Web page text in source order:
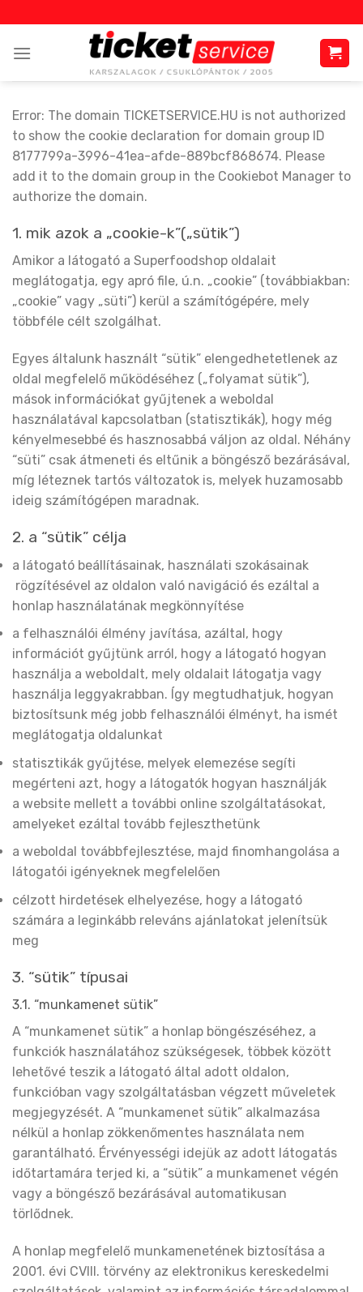
content
Error: The domain TICKETSERVICE.HU is not authorized
to show the cookie declaration for domain group ID
8177799a-3996-41ea-afde-889bcf868674. Please
add it to the domain group in the Cookiebot Manager to
authorize the domain.
1. mik azok a „cookie-k”(„sütik”)
Amikor a látogató a Superfoodshop oldalait
meglátogatja, egy apró file, ú.n. „cookie” (továbbiakban:
„cookie” vagy „süti”) kerül a számítógépére, mely
többféle célt szolgálhat.
Egyes általunk használt “sütik” elengedhetetlenek az
oldal megfelelő működéséhez („folyamat sütik”),
mások információkat gyűjtenek a weboldal
használatával kapcsolatban (statisztikák), hogy még
kényelmesebbé és hasznosabbá váljon az oldal. Néhány
“süti” csak átmeneti és eltűnik a böngésző bezárásával,
míg léteznek tartós változatok is, melyek huzamosabb
ideig számítógépen maradnak.
2. a “sütik” célja
a látogató beállításainak, használati szokásainak
rögzítésével az oldalon való navigáció és ezáltal a
honlap használatának megkönnyítése
a felhasználói élmény javítása, azáltal, hogy
információt gyűjtünk arról, hogy a látogató hogyan
használja a weboldalt, mely oldalait látogatja vagy
használja leggyakrabban. Így megtudhatjuk, hogyan
biztosítsunk még jobb felhasználói élményt, ha ismét
meglátogatja oldalunkat
statisztikák gyűjtése, melyek elemezése segíti
megérteni azt, hogy a látogatók hogyan használják
a website mellett a további online szolgáltatásokat,
amelyeket ezáltal tovább fejleszthetünk
a weboldal továbbfejlesztése, majd finomhangolása a
látogatói igényeknek megfelelően
célzott hirdetések elhelyezése, hogy a látogató
számára a leginkább releváns ajánlatokat jelenítsük
meg
3. “sütik” típusai
3.1. “munkamenet sütik”
A “munkamenet sütik” a honlap böngészéséhez, a
funkciók használatához szükségesek, többek között
lehetővé teszik a látogató által adott oldalon,
funkcióban vagy szolgáltatásban végzett műveletek
megjegyzését. A “munkamenet sütik” alkalmazása
nélkül a honlap zökkenőmentes használata nem
garantálható. Érvényességi idejük az adott látogatás
időtartamára terjed ki, a “sütik” a munkamenet végén
vagy a böngésző bezárásával automatikusan
törlődnek.
A honlap megfelelő munkamenetének biztosítása a
2001. évi CVIII. törvény az elektronikus kereskedelmi